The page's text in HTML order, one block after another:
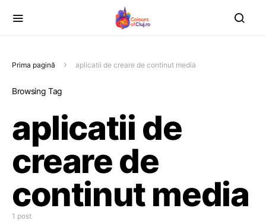
Prima pagină aplicatii de creare de continut media
Browsing Tag
aplicatii de
creare de
continut media
1 post